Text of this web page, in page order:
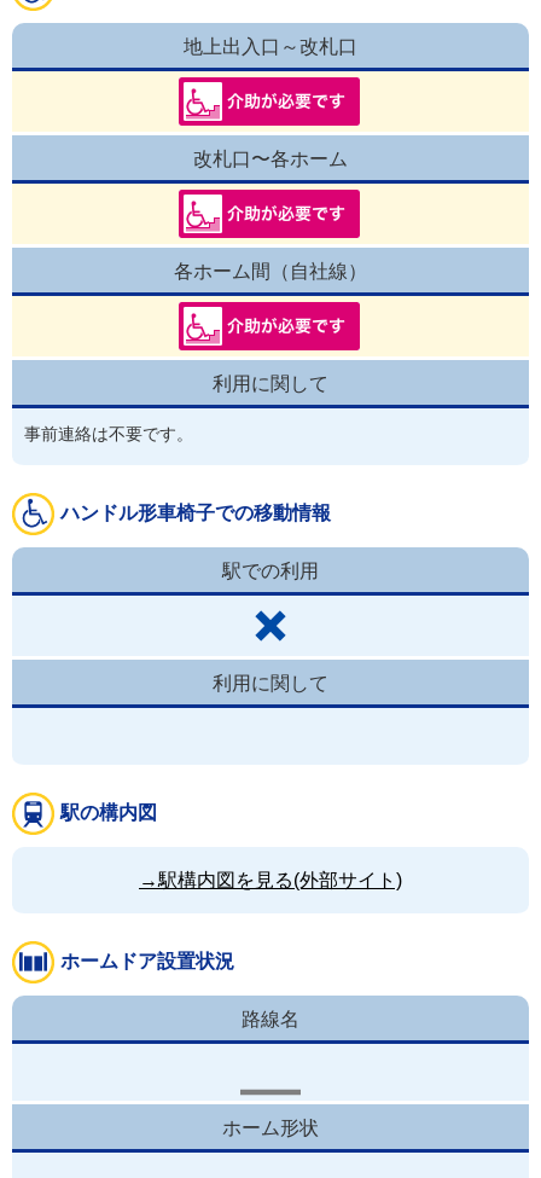
地上出入口～改札口
改札口〜各ホーム
各ホーム間（自社線）
利用に関して
事前連絡は不要です。
ハンドル形車椅子での移動情報
駅での利用
利用に関して
駅の構内図
→駅構内図を見る(外部サイト)
ホームドア設置状況
路線名
ホーム形状